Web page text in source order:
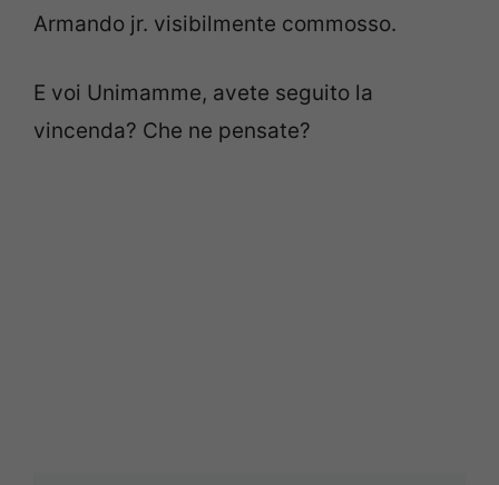
Armando jr. visibilmente commosso.
E voi Unimamme, avete seguito la
vincenda? Che ne pensate?